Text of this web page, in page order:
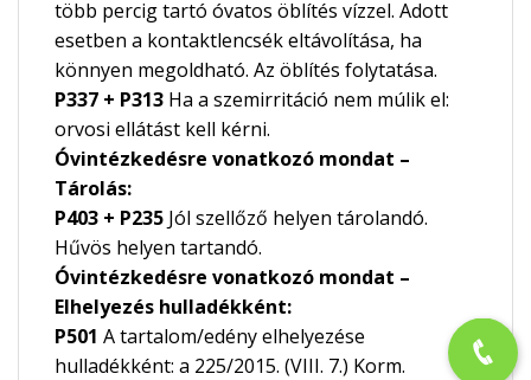
több percig tartó óvatos öblítés vízzel. Adott
esetben a kontaktlencsék eltávolítása, ha
könnyen megoldható. Az öblítés folytatása.
P337 + P313 Ha a szemirritáció nem múlik el:
orvosi ellátást kell kérni.
Óvintézkedésre vonatkozó mondat –
Tárolás:
P403 + P235 Jól szellőző helyen tárolandó.
Hűvös helyen tartandó.
Óvintézkedésre vonatkozó mondat –
Elhelyezés hulladékként:
P501 A tartalom/edény elhelyezése
hulladékként: a 225/2015. (VIII. 7.) Korm.